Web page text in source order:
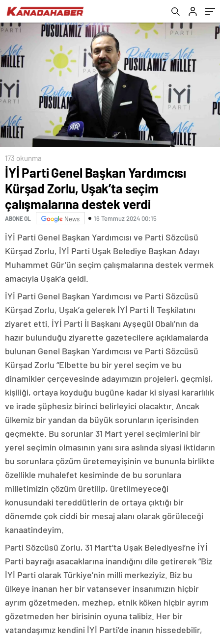
173 okunma
İYİ Parti Genel Başkan Yardımcısı
Kürşad Zorlu, Uşak’ta seçim
çalışmalarına destek verdi
ABONE OL News 16 Temmuz 2024 00:15
İYİ Parti Genel Başkan Yardımcısı ve Parti Sözcüsü
Kürşad Zorlu, İYİ Parti Uşak Belediye Başkan Adayı
Muhammet Gür’ün seçim çalışmalarına destek vermek
amacıyla Uşak’a geldi.
İYİ Parti Genel Başkan Yardımcısı ve Parti Sözcüsü
Kürşad Zorlu, Uşak’a gelerek İYİ Parti İl Teşkilatını
ziyaret etti. İYİ Parti İl Başkanı Ayşegül Obalı’nın da
hazır bulunduğu ziyarette gazetecilere açıklamalarda
bulunan Genel Başkan Yardımcısı ve Parti Sözcüsü
Kürşad Zorlu “Elbette bu bir yerel seçim ve bu
dinamikler çerçevesinde adayımızın projeleri, geçmişi,
kişiliği, ortaya koyduğu bugüne kadar ki siyasi kararlılık
ve irade şüphesiz birinci belirleyici olacaktır. Ancak
ülkemiz bir yandan da büyük sorunların içerisinden
geçmekte. Bu sorunlar 31 Mart yerel seçimlerini bir
yerel seçimin olmasının yanı sıra aslında siyasi iktidarın
bu sorunlara çözüm üretemeyişinin ve bununla birlikte
özellikle muhalefet kesiminde de bu sorunlara
milletimizin çözüm üretilip, üretilmeyeceği
konusundaki tereddütlerin de ortaya çıktığı bir
dönemde çok ciddi bir mesaj alanı olarak görüleceği
kanaatindeyim.
Parti Sözcüsü Zorlu, 31 Mart’ta Uşak Belediyesi’ne İYİ
Parti bayrağı asacaklarına inandığını dile getirerek “Biz
İYİ Parti olarak Türkiye’nin milli merkeziyiz. Biz bu
ülkeye inanan her bir vatansever insanımızın hiçbir
ayrım gözetmeden, mezhep, etnik köken hiçbir ayrım
gözetmeden her birisinin oyuna talibiz. Her bir
vatandaşımız kendini İYİ Parti’de inanın hissedebilir,